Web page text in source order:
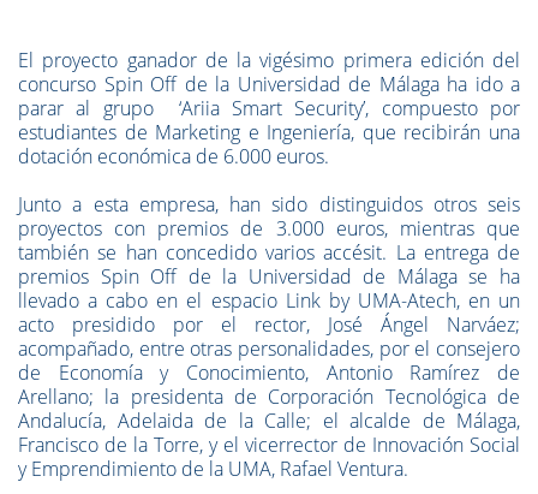
El proyecto ganador de la vigésimo primera edición del
concurso Spin Off de la Universidad de Málaga ha ido a
parar al grupo ‘Ariia Smart Security’, compuesto por
estudiantes de Marketing e Ingeniería, que recibirán una
dotación económica de 6.000 euros.
Junto a esta empresa, han sido distinguidos otros seis
proyectos con premios de 3.000 euros, mientras que
también se han concedido varios accésit. La entrega de
premios Spin Off de la Universidad de Málaga se ha
llevado a cabo en el espacio Link by UMA-Atech, en un
acto presidido por el rector, José Ángel Narváez;
acompañado, entre otras personalidades, por el consejero
de Economía y Conocimiento, Antonio Ramírez de
Arellano; la presidenta de Corporación Tecnológica de
Andalucía, Adelaida de la Calle; el alcalde de Málaga,
Francisco de la Torre, y el vicerrector de Innovación Social
y Emprendimiento de la UMA, Rafael Ventura.